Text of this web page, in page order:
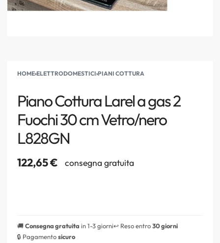
HOME›ELETTRODOMESTICI›PIANI COTTURA
Piano Cottura Larel a gas 2
Fuochi 30 cm Vetro/nero
L828GN
122,65€ consegna gratuita
🚚Consegna gratuita in 1-3 giorni↩️ Reso entro30 giorni
🔒 Pagamentosicuro